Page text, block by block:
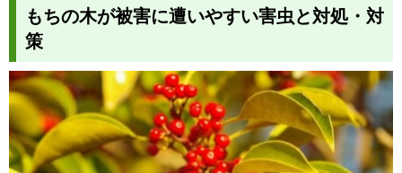
もちの木が被害に遭いやすい害虫と対処・対
策